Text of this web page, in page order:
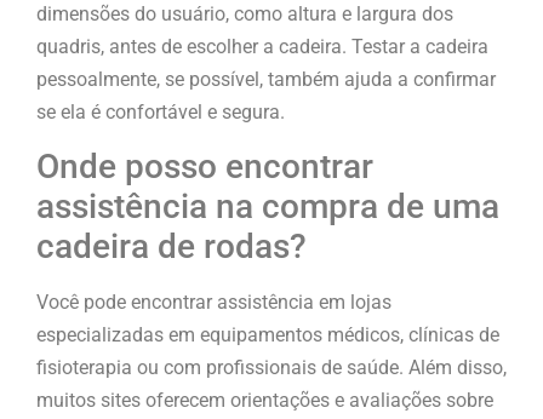
dimensões do usuário, como altura e largura dos
quadris, antes de escolher a cadeira. Testar a cadeira
pessoalmente, se possível, também ajuda a confirmar
se ela é confortável e segura.
Onde posso encontrar
assistência na compra de uma
cadeira de rodas?
Você pode encontrar assistência em lojas
especializadas em equipamentos médicos, clínicas de
fisioterapia ou com profissionais de saúde. Além disso,
muitos sites oferecem orientações e avaliações sobre